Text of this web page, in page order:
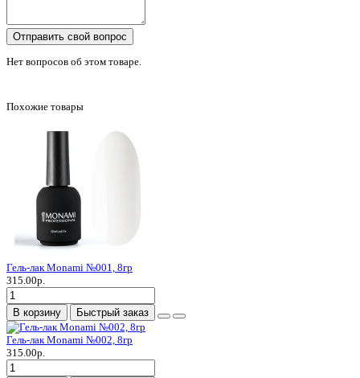
Отправить свой вопрос
Нет вопросов об этом товаре.
Похожие товары
Гель-лак Monami №001, 8гр
315.00р.
В корзину Быстрый заказ
Гель-лак Monami №002, 8гр
315.00р.